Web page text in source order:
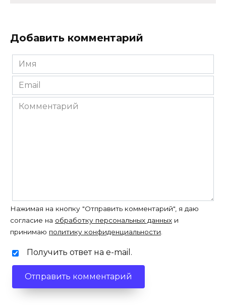
Добавить комментарий
Имя
*
Email
*
Комментарий
Нажимая на кнопку "Отправить комментарий", я даю
согласие на обработку персональных данных и
принимаю политику конфиденциальности.
Получить ответ на e-mail.